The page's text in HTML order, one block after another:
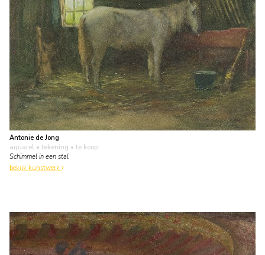
Antonie de Jong
aquarel • tekening • te koop
Schimmel in een stal
bekijk kunstwerk